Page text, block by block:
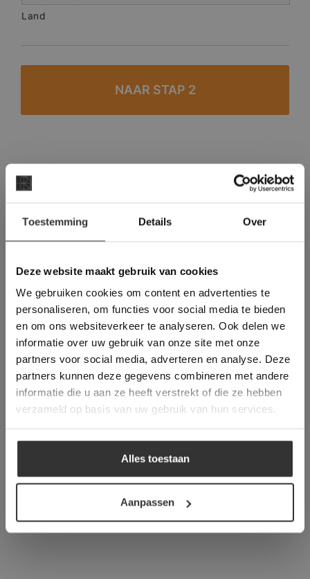
Toestemming Details Over
Deze website maakt gebruik van cookies
We gebruiken cookies om content en advertenties te
personaliseren, om functies voor social media te bieden
en om ons websiteverkeer te analyseren. Ook delen we
informatie over uw gebruik van onze site met onze
partners voor social media, adverteren en analyse. Deze
partners kunnen deze gegevens combineren met andere
informatie die u aan ze heeft verstrekt of die ze hebben
verzameld op basis van uw gebruik van hun services.
Alles toestaan
Aanpassen
Land
#1 in de categorie vloeren op Trustpilot
Binnen 24 uur een passende offerte
Meer dan 500 m2 showroom
Deze website maakt
gebruik van cookies.
This Cookie Banner was deleted and is no
longer working. Please contact the website
administrator.
Deze website gebruikt cookies om de
gebruikerservaring te verbeteren. Door
gebruik te maken van onze website geeft u
toestemming voor alle cookies in
overeenstemming met ons cookiebeleid.Lees
verder
ALLES ACCEPTEREN
ALLES AFWIJZEN
DETAILS WEERGEVEN